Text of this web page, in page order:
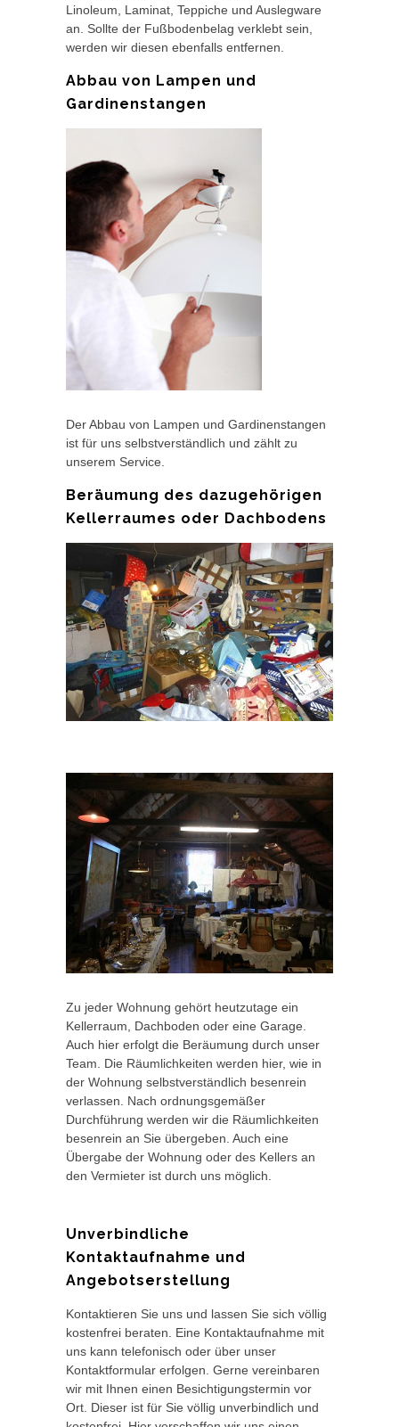
Linoleum, Laminat, Teppiche und Auslegware
an. Sollte der Fußbodenbelag verklebt sein,
werden wir diesen ebenfalls entfernen.
Abbau von Lampen und
Gardinenstangen
Der Abbau von Lampen und Gardinenstangen
ist für uns selbstverständlich und zählt zu
unserem Service.
Beräumung des dazugehörigen
Kellerraumes oder Dachbodens
Zu jeder Wohnung gehört heutzutage ein
Kellerraum, Dachboden oder eine Garage.
Auch hier erfolgt die Beräumung durch unser
Team. Die Räumlichkeiten werden hier, wie in
der Wohnung selbstverständlich besenrein
verlassen. Nach ordnungsgemäßer
Durchführung werden wir die Räumlichkeiten
besenrein an Sie übergeben. Auch eine
Übergabe der Wohnung oder des Kellers an
den Vermieter ist durch uns möglich.
Unverbindliche
Kontaktaufnahme und
Angebotserstellung
Kontaktieren Sie uns und lassen Sie sich völlig
kostenfrei beraten. Eine Kontaktaufnahme mit
uns kann telefonisch oder über unser
Kontaktformular erfolgen. Gerne vereinbaren
wir mit Ihnen einen Besichtigungstermin vor
Ort. Dieser ist für Sie völlig unverbindlich und